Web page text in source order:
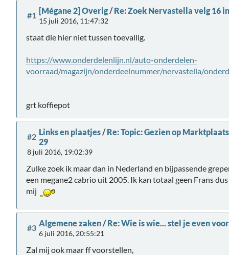
#1 [Mégane 2] Overig/Re: Zoek Nervastella velg 16
15 juli 2016, 11:47:32
staat die hier niet tussen toevallig.
https://www.onderdelenlijn.nl/auto-onderdelen-
voorraad/magazijn/onderdeelnummer/nervastella/
grt koffiepot
#2 Links en plaatjes/Re: Topic: Gezien op
29
8 juli 2016, 19:02:39
Zulke zoek ik maar dan in Nederland en bijpassende
een megane2 cabrio uit 2005. Ik kan totaal geen Frans
mij
#3 Algemene zaken/Re: Wie is wie... stel je even voor
6 juli 2016, 20:55:21
Zal mij ook maar ff voorstellen,